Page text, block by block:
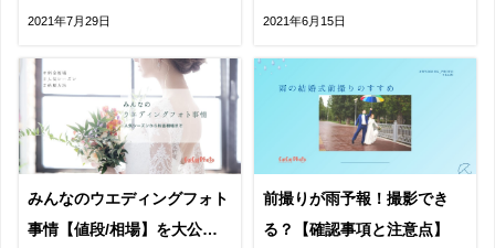
2021年7月29日 2021年6月15日
みんなのウエディングフォト
事情【値段/相場】を大公
前撮りが雨予報！撮影でき
る？【確認事項と注意点】